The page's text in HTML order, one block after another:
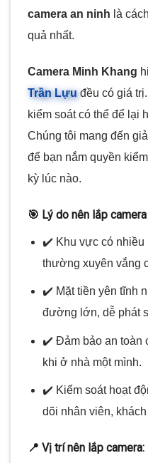
camera an ninh là
quả nhất.
Camera Minh Khang
Trần Lựuđều có giá
kiểm soát có thể để lại
Chúng tôi mang đến
để bạn nắm quyền
kỳ lúc nào.
🎯 Lý do nên lắp
✔️ Khu vực có nhiều
thường xuyên vắng
✔️ Mặt tiền yên tĩnh
đường lớn, dễ phát
✔️ Đảm bảo an toàn
khi ở nhà một mình.
✔️ Kiểm soát hoạt
dõi nhân viên, khách
📍 Vị trí nên lắp camera: